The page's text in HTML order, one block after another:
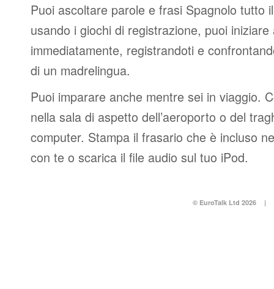
Puoi ascoltare parole e frasi Spagnolo tutto
usando i giochi di registrazione, puoi iniziare
immediatamente, registrandoti e
di un madrelingua.
Puoi imparare anche mentre sei in viaggio.
nella sala di aspetto dell’aeroporto o del
computer. Stampa il frasario che è incluso
con te o scarica il file audio sul tuo iPod.
© EuroTalk Ltd 2026 |